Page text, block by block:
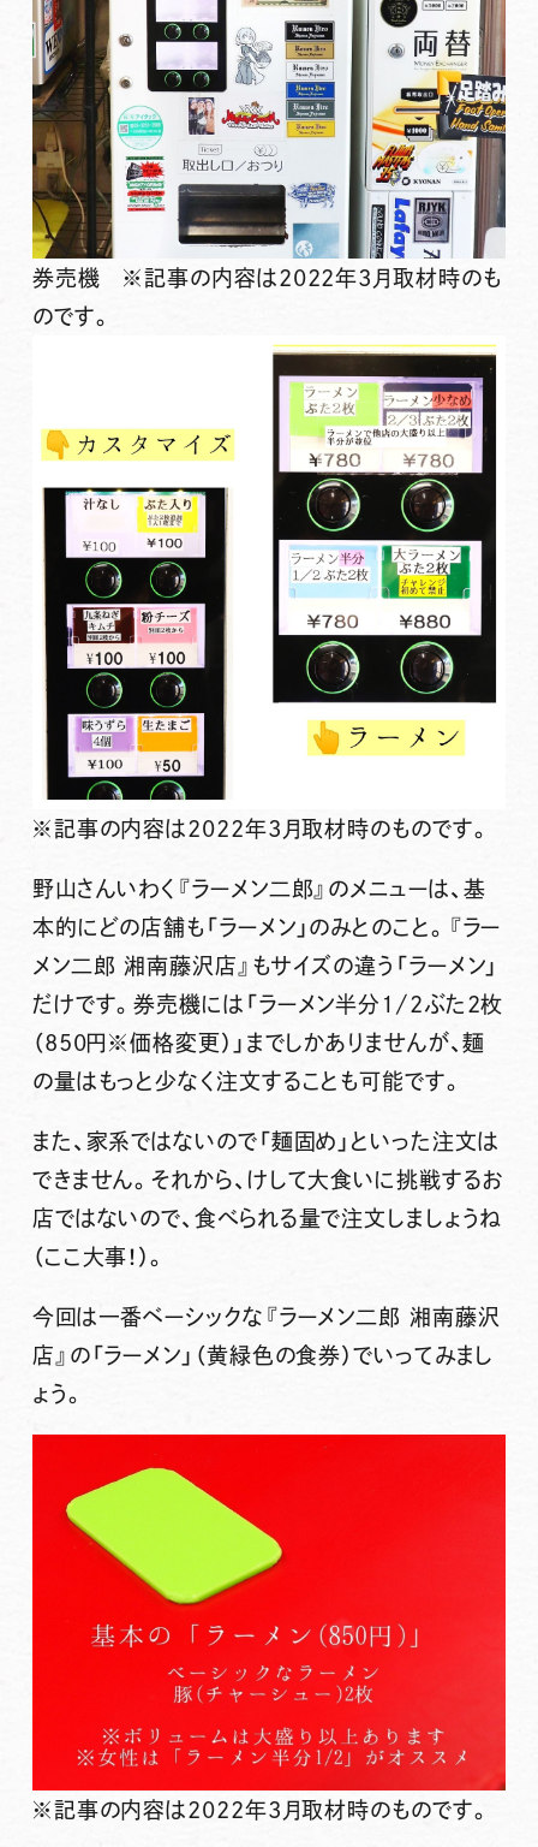
券売機 ※記事の内容は2022年3月取材時のも
のです。
※記事の内容は2022年3月取材時のものです。
野山さんいわく『ラーメン二郎』のメニューは、基
本的にどの店舗も「ラーメン」のみとのこと。
『ラー
メン二郎 湘南藤沢店』もサイズの違う「ラーメン」
だけです。券売機には 「ラーメン半分1/2ぶた2枚
（850円※価格変更）」までしかありませんが、麺
の量はもっと少なく注文することも可能です。
また、 家系ではないので「麺固め」といった注文は
できません。それから、けして大食いに挑戦するお
店ではないので、食べられる量で注文しましょうね
（ここ大事！）。
今回は一番ベーシックな『ラーメン二郎 湘南藤沢
店』の「ラーメン」（黄緑色の食券）でいってみまし
ょう。
※記事の内容は2022年3月取材時のものです。